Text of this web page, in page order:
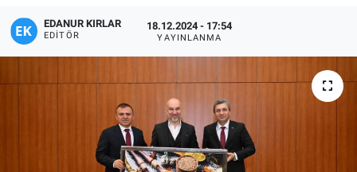
EDANUR KIRLAR
EDITÖR
18.12.2024 - 17:54
YAYINLANMA